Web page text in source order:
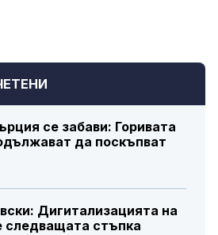
се забави: Горивата
да поскъпват
Дигитализацията на
следващата стъпка